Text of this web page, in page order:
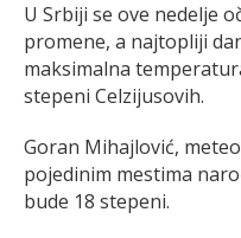
U Srbiji se ove nedelje
promene, a najtopliji
maksimalna
stepeni Celzijusovih.
Goran Mihajlović,
pojedinim mestima
bude 18 stepeni.